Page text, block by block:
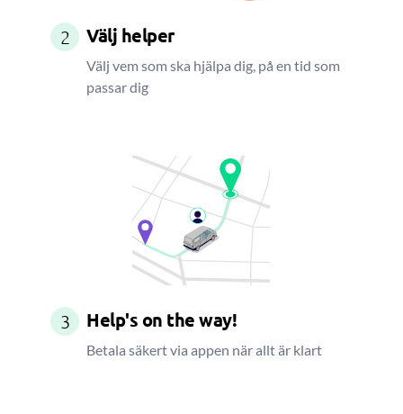
2 Välj helper
Välj vem som ska hjälpa dig, på en tid som
passar dig
3 Help's on the way!
Betala säkert via appen när allt är klart